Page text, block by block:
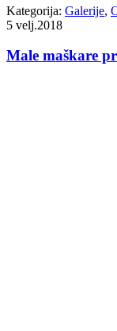
Kategorija: Galerije,
5 velj.2018
Male maškare